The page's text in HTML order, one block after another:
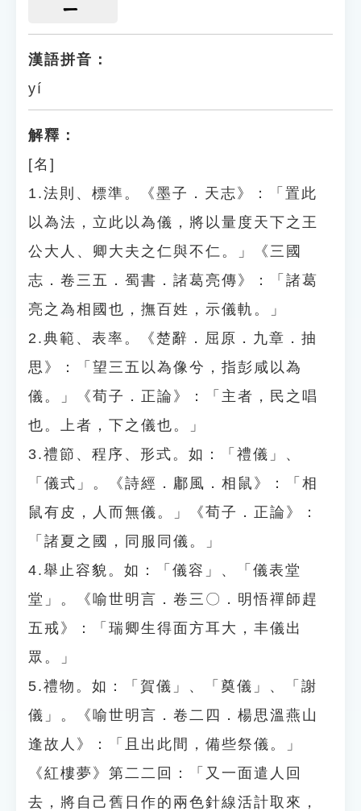
ㄧ
漢語拼音：
yí
解釋：
[名]
1.法則、標準。《墨子．天志》：「置此
以為法，立此以為儀，將以量度天下之王
公大人、卿大夫之仁與不仁。」《三國
志．卷三五．蜀書．諸葛亮傳》：「諸葛
亮之為相國也，撫百姓，示儀軌。」
2.典範、表率。《楚辭．屈原．九章．抽
思》：「望三五以為像兮，指彭咸以為
儀。」《荀子．正論》：「主者，民之唱
也。上者，下之儀也。」
3.禮節、程序、形式。如：「禮儀」、
「儀式」。《詩經．鄘風．相鼠》：「相
鼠有皮，人而無儀。」《荀子．正論》：
「諸夏之國，同服同儀。」
4.舉止容貌。如：「儀容」、「儀表堂
堂」。《喻世明言．卷三〇．明悟禪師趕
五戒》：「瑞卿生得面方耳大，丰儀出
眾。」
5.禮物。如：「賀儀」、「奠儀」、「謝
儀」。《喻世明言．卷二四．楊思溫燕山
逢故人》：「且出此間，備些祭儀。」
《紅樓夢》第二二回：「又一面遣人回
去，將自己舊日作的兩色針線活計取來，